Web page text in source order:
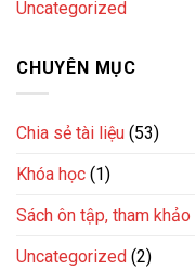
Uncategorized
CHUYÊN MỤC
Chia sẻ tài liệu (53)
Khóa học (1)
Sách ôn tập, tham khảo
Uncategorized (2)